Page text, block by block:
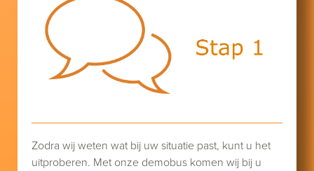
Zodra wij weten wat bij uw situatie past, kunt u het
uitproberen. Met onze demobus komen wij bij u